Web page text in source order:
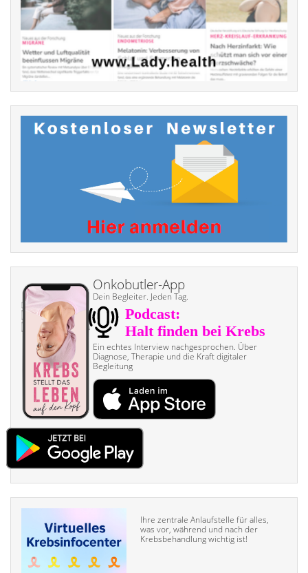
Onkobutler-App
Dein Begleiter. Jeden Tag.
Ein echtes Interview nach­gesprochen. Über
Diagnose, Therapie und die Kraft digitaler
Begleitung
Ihre zentrale Anlaufstelle für alles,
was vor, während und nach der
Krebsbehandlung wichtig ist!